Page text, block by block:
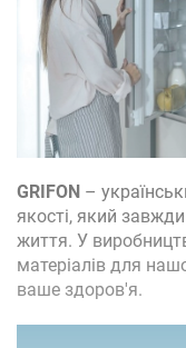
GRIFON –
якості, який
життя. У
матеріалів для
ваше здоров'я.